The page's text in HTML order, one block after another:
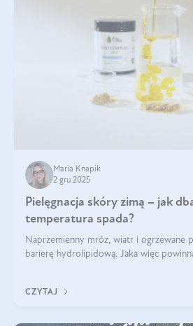
Maria Knapik
2 gru 2025
Pielęgnacja skóry zimą – jak
temperatura spada?
Naprzemienny mróz, wiatr i ogrzewane
barierę hydrolipidową. Jaka więc
CZYTAJ